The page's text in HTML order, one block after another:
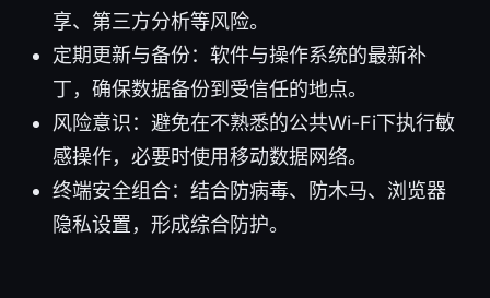
享、第三方分析等风险。
定期更新与备份：软件与操作系统的最新补
丁，确保数据备份到受信任的地点。
风险意识：避免在不熟悉的公共Wi-Fi下执行敏
感操作，必要时使用移动数据网络。
终端安全组合：结合防病毒、防木马、浏览器
隐私设置，形成综合防护。